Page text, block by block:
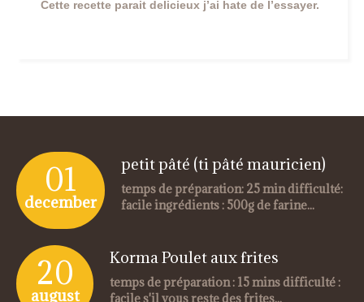
Cette recette parait delicieux j’ai hate de l’essayer.
01
december
petit pâté (ti pâté mauricien)
temps de préparation: 25 min difficulté:
facile ingrédients : 500g de farine...
20
august
Korma Poulet aux frites
temps de préparation : 15 mins difficulté :
facile s'il vous reste des frites...